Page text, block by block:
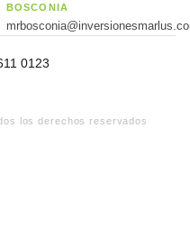
BOSCONIA
0123
los derechos reservados